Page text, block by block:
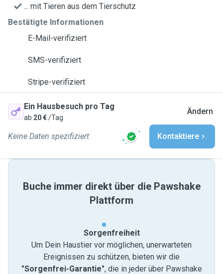
... mit Tieren aus dem Tierschutz
Bestätigte Informationen
E-Mail-verifiziert
SMS-verifiziert
Stripe-verifiziert
Ein Hausbesuch pro Tag
ab 20 €/Tag
Ändern
Keine Daten spezifiziert Kontaktiere
Buche immer direkt über die Pawshake
Plattform
Sorgenfreiheit
Um Dein Haustier vor möglichen, unerwarteten
Ereignissen zu schützen, bieten wir die
"Sorgenfrei-Garantie", die in jeder über Pawshake